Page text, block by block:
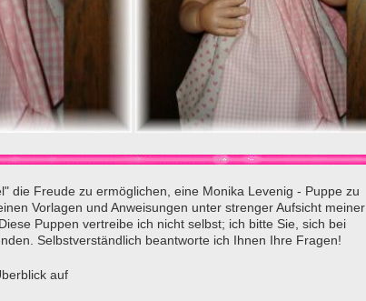
die Freude zu ermöglichen, eine Monika Levenig - Puppe zu
Vorlagen und Anweisungen unter strenger Aufsicht meiner
Puppen vertreibe ich nicht selbst; ich bitte Sie, sich bei
Selbstverständlich beantworte ich Ihnen Ihre Fragen!
auf